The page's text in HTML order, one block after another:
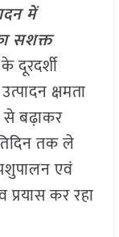
में
सशक्त
दूरदर्शी
क्षमता
से बढ़ाकर
तक ले
एवं
कर रहा